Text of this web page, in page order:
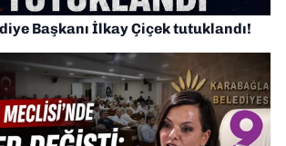
Başkanı İlkay Çiçek tutuklandı!